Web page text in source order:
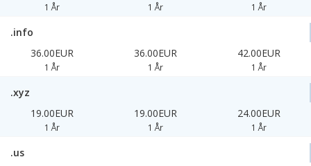
1 År 1 År 1 År
.info
36.00EUR
1 År
36.00EUR
1 År
42.00EUR
1 År
.xyz
19.00EUR
1 År
19.00EUR
1 År
24.00EUR
1 År
.us